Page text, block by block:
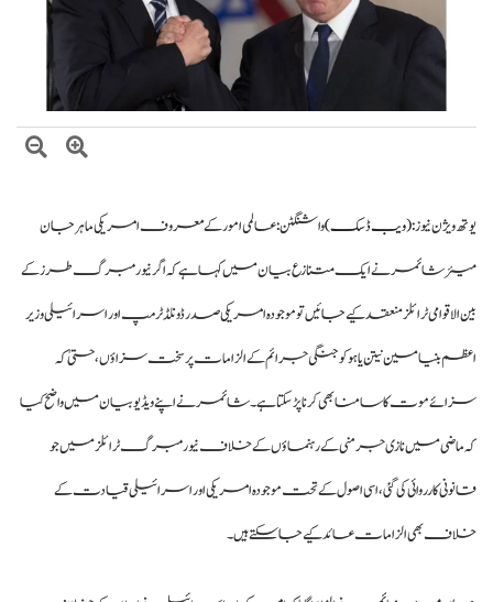
بلاول بھٹو کا آزاد کشمیر انتخابات پر دھاندلی کا الزام، ن لیگ پر سخت تنقید
ایران اور امریکہ کے درمیان ثالثی میں پاکستان کا اہم کردار، ایرانی ترجمان اسماعیل
بقائی کا دعویٰ
وزیراعظم شہباز شریف کی ملک ظہیر اقبال چنڑ سے تعزیت، ملک اقبال چنڑ
کی خدمات کو خراجِ عقیدت
یوتھ ویژن نیوز :(ویب ڈسک)واشنگٹن: عالمی امور کے معروف امریکی ماہر جان
میئر شائمر نے ایک متنازع بیان میں کہا ہے کہ اگر نیورمبرگ طرز کے
بین الاقوامی ٹرائلز منعقد کیے جائیں تو موجودہ امریکی صدر ڈونلڈ ٹرمپ اور اسرائیلی وزیر
اعظم بنیامین نیتن یاہو کو جنگی جرائم کے الزامات پر سخت سزاؤں، حتیٰ کہ
سزائے موت کا سامنا بھی کرنا پڑ سکتا ہے۔ شائمر نے اپنے ویڈیو بیان میں واضح کیا
کہ ماضی میں نازی جرمنی کے رہنماؤں کے خلاف نیورمبرگ ٹرائلز میں جو
قانونی کارروائی کی گئی، اسی اصول کے تحت موجودہ امریکی اور اسرائیلی قیادت کے
خلاف بھی الزامات عائد کیے جا سکتے ہیں۔